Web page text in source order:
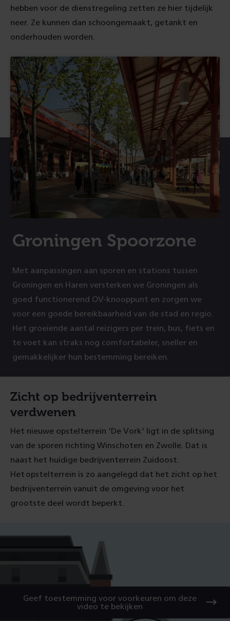
hebben voor de dienstregeling zetten ze hier tijdelijk
neer. Ze kunnen dan schoongemaakt, getankt en
onderhouden worden.
Groningen Spoorzone
Met aanpassingen aan sporen en stations tussen
Groningen en Haren versterken we Groningen als
goed functionerend OV-knooppunt en zorgen we
voor een goede bereikbaarheid van de stad en regio.
Het groeiende aantal reizigers per trein, bus, fiets en
te voet kan straks nog comfortabeler, sneller en
gemakkelijker hun bestemming bereiken.
Zicht op bedrijventerrein
verdwenen
Het nieuwe opstelterrein 'De Vork' ligt in de splitsing
van de sporen richting Winschoten en Zwolle. Dat is
naast het huidige bedrijventerrein Zuidoost.
Het opstelterrein is zo aangelegd dat het zicht op het
bedrijventerrein vanuit de omgeving voor het
grootste deel wordt beperkt.
Geef toestemming voor voorkeuren om deze
video te bekijken